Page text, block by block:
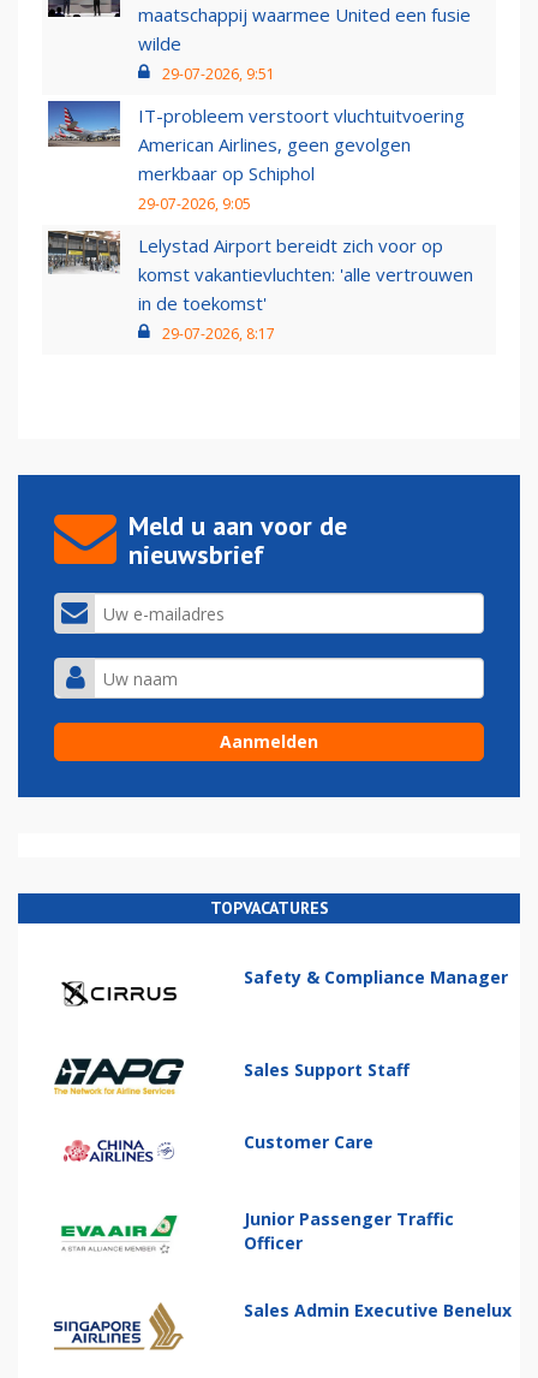
maatschappij waarmee United een fusie
wilde
29-07-2026, 9:51
IT-probleem verstoort vluchtuitvoering
American Airlines, geen gevolgen
merkbaar op Schiphol
29-07-2026, 9:05
Lelystad Airport bereidt zich voor op
komst vakantievluchten: 'alle vertrouwen
in de toekomst'
29-07-2026, 8:17
Meld u aan voor de
nieuwsbrief
TOPVACATURES
Safety & Compliance Manager
Sales Support Staff
Customer Care
Junior Passenger Traffic
Officer
Sales Admin Executive Benelux